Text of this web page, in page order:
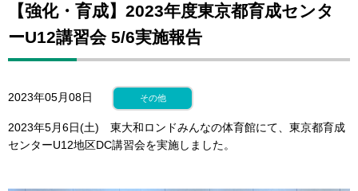
【強化・育成】2023年度東京都育成センタ
ーU12講習会 5/6実施報告
2023年05月08日 その他
2023年5月6日(土) 東大和ロンドみんなの体育館にて、東京都育成
センターU12地区DC講習会を実施しました。